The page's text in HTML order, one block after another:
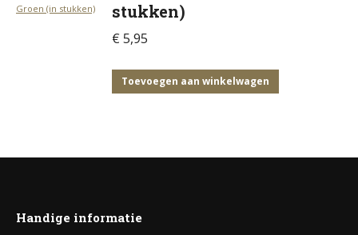
de
productpagina
stukken)
€ 5,95
Toevoegen aan winkelwagen
Handige informatie